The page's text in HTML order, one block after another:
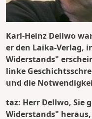
Karl-Heinz Dellwo
er den Laika-Verlag,
Widerstands"
linke
und die
taz: Herr Dellwo, Sie
Widerstands"